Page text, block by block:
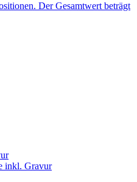
Der Gesamtwert beträgt
inkl. Gravur